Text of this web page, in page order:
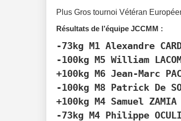
Plus Gros tournoi Vétéran
Résultats de l’équipe JCCMM :
-73kg M1 Alexandre
-100kg M5 William
+100kg M6 Jean-Marc
-100kg M8 Patrick De
+100kg M4 Samuel ZAMIA
-73kg M4 Philippe